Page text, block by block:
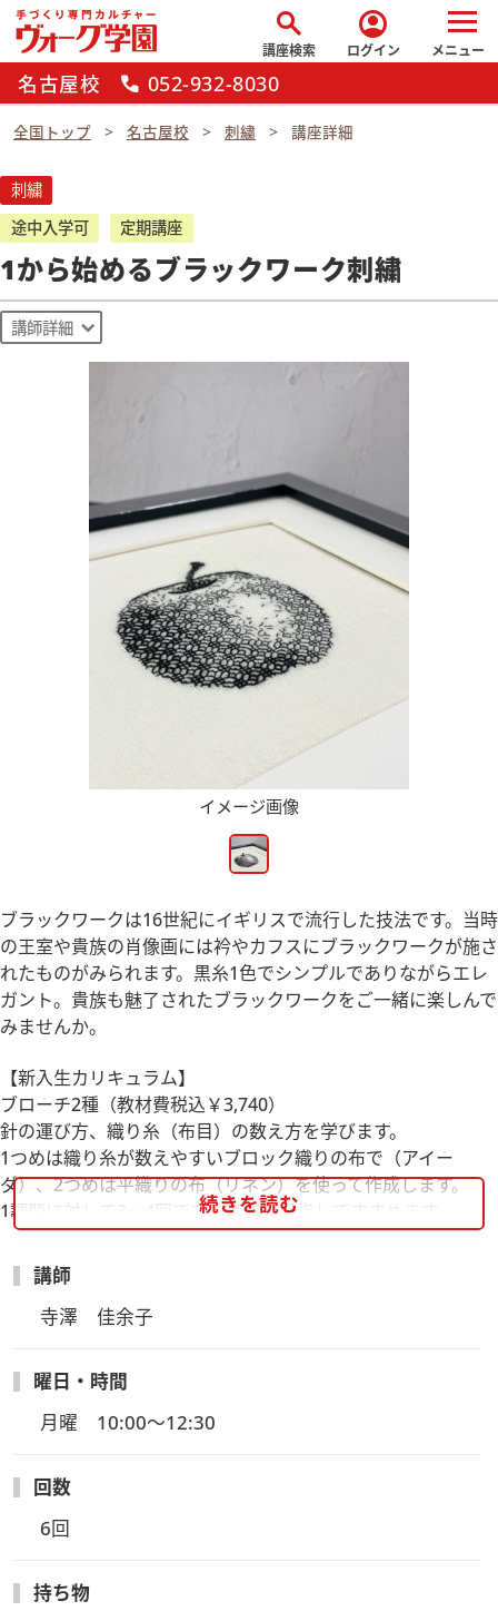
search
講座検索
account_circle
ログイン メニュー
名古屋校 call 052-932-8030
全国トップ 名古屋校 刺繍 講座詳細
刺繍
途中入学可
定期講座
1から始めるブラックワーク刺繍
講師詳細
イメージ画像
ブラックワークは16世紀にイギリスで流行した技法です。当時
の王室や貴族の肖像画には衿やカフスにブラックワークが施さ
れたものがみられます。黒糸1色でシンプルでありながらエレ
ガント。貴族も魅了されたブラックワークをご一緒に楽しんで
みませんか。
【新入生カリキュラム】
ブローチ2種（教材費税込￥3,740）
針の運び方、織り糸（布目）の数え方を学びます。
1つめは織り糸が数えやすいブロック織りの布で（アイー
ダ）、2つめは平織りの布（リネン）を使って作成します。
1課題に対して3～4回ででの完成を目指してすすめます。
※カリキュラムや教材費は変更になる場合がございます。
続きを読む
講師
寺澤　佳余子
曜日・時間
月曜　10:00～12:30
回数
6回
持ち物